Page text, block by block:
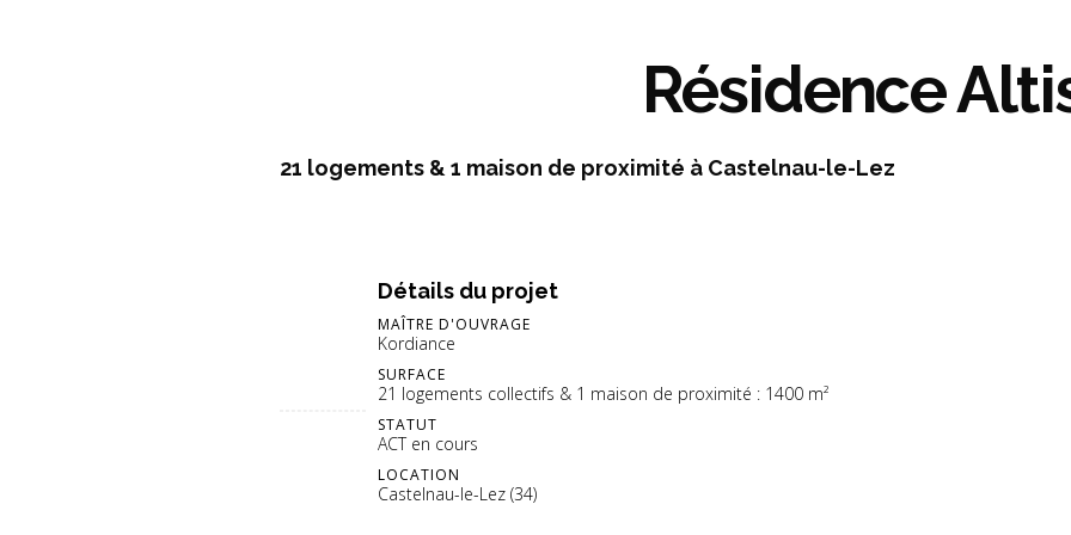
Résidence
21 logements & 1 maison de proximité à Castelnau-le-Lez
Détails du projet
MAÎTRE D'OUVRAGE
Kordiance
SURFACE
21 logements collectifs & 1 maison de proximité : 1400 m²
STATUT
ACT en cours
LOCATION
Castelnau-le-Lez (34)